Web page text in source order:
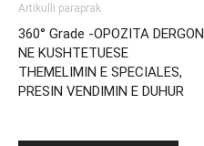
Artikulli paraprak
360° Grade -OPOZITA DERGON
NE KUSHTETUESE
THEMELIMIN E SPECIALES,
PRESIN VENDIMIN E DUHUR